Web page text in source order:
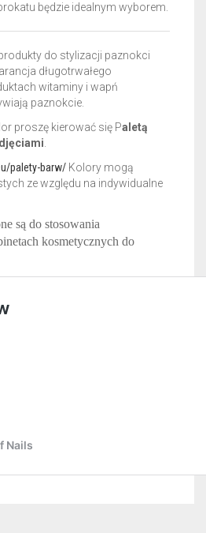
będzie idealnym wyborem.
do stylizacji paznokci
długotrwałego
witaminy i wapń
paznokcie.
proszę kierować się Paletą
palety-barw/ Kolory mogą
ze względu na indywidualne
są do stosowania
kosmetycznych do